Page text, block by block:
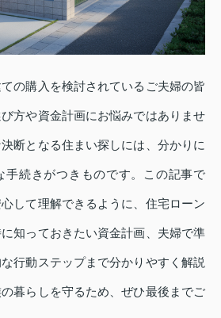
の購入を検討されているご夫婦の皆
方や資金計画にお悩みではありませ
断となる住まい探しには、分かりに
手続きがつきものです。この記事で
して理解できるように、住宅ローン
知っておきたい資金計画、夫婦で準
行動ステップまで分かりやすく解説
暮らしを守るため、ぜひ最後までご